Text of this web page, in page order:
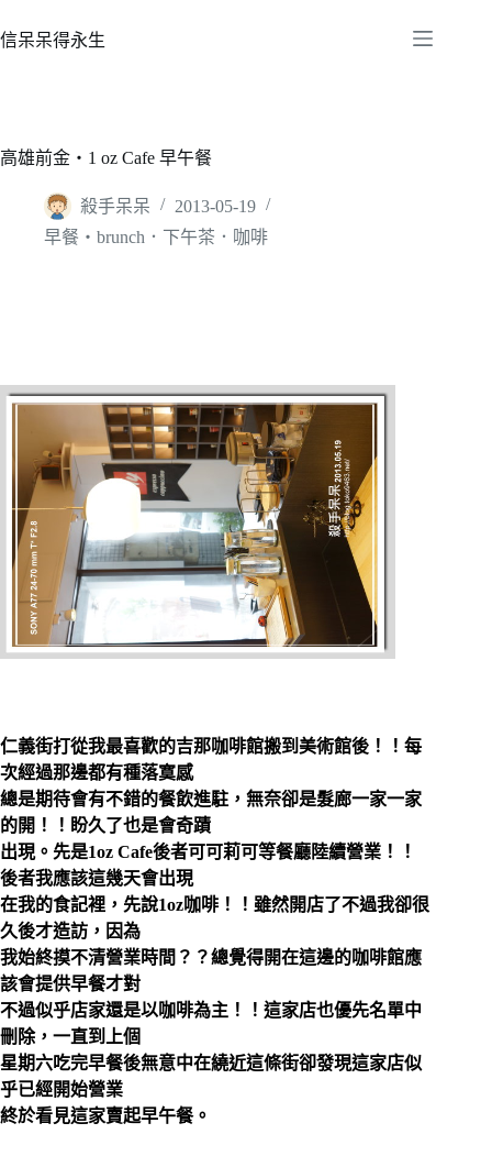
至
容
信呆呆得永生
高雄前金‧1 oz Cafe 早午餐
殺手呆呆
2013-05-19
早餐‧brunch．下午茶．咖啡
仁義街打從我最喜歡的吉那咖啡館搬到美術館後！！每
次經過那邊都有種落寞感
總是期待會有不錯的餐飲進駐，無奈卻是髮廊一家一家
的開！！盼久了也是會奇蹟
出現。 先是1oz Cafe後者可可莉可等餐廳陸續營業！！
後者我應該這幾天會出現
在我的食記裡，先說1oz咖啡！！雖然開店了不過我卻很
久後才造訪，因為
我始終摸不清營業時間？？總覺得開在這邊的咖啡館應
該會提供早餐才對
不過似乎店家還是以咖啡為主！！這家店也優先名單中
刪除，一直到上個
星期六吃完早餐後無意中在繞近這條街卻發現這家店似
乎已經開始營業
終於看見這家賣起早午餐。